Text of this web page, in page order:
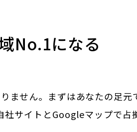
No.1になる
ません。まずはあなたの足元
サイトとGoogleマップで占